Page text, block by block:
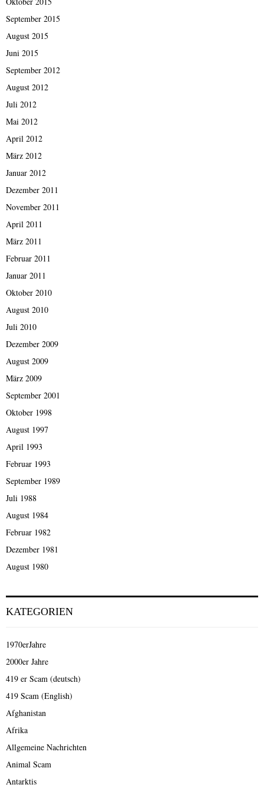
September 2015
August 2015
Juni 2015
September 2012
August 2012
Juli 2012
Mai 2012
April 2012
März 2012
Januar 2012
Dezember 2011
November 2011
April 2011
März 2011
Februar 2011
Januar 2011
Oktober 2010
August 2010
Juli 2010
Dezember 2009
August 2009
März 2009
September 2001
Oktober 1998
August 1997
April 1993
Februar 1993
September 1989
Juli 1988
August 1984
Februar 1982
Dezember 1981
August 1980
KATEGORIEN
1970erJahre
2000er Jahre
419 er Scam (deutsch)
419 Scam (English)
Afghanistan
Afrika
Allgemeine Nachrichten
Animal Scam
Antarktis